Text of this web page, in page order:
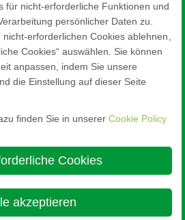
ku Tokyo
für nicht-erforderliche Funktionen und
persönlicher Daten zu.
erforderlichen Cookies ablehnen,
Cookies“ auswählen. Sie können
anpassen, indem Sie unsere
die Einstellung auf dieser Seite
finden Sie in unserer Cookie Policy
Cookies
akzeptieren